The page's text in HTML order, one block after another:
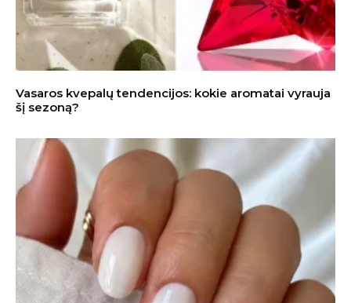
Vasaros kvepalų tendencijos: kokie aromatai vyrauja
šį sezoną?